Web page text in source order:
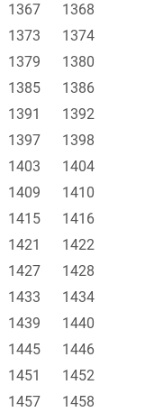
1367
1368
1373
1374
1379
1380
1385
1386
1391
1392
1397
1398
1403
1404
1409
1410
1415
1416
1421
1422
1427
1428
1433
1434
1439
1440
1445
1446
1451
1452
1457
1458